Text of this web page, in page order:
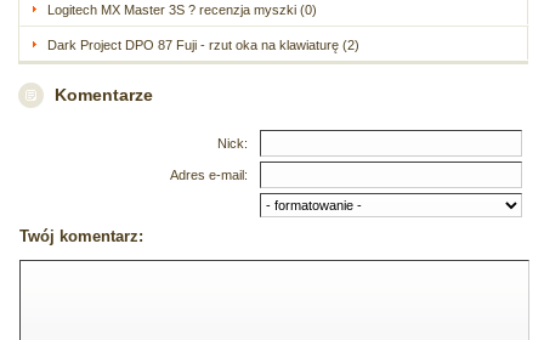
Logitech MX Master 3S ? recenzja myszki (0)
Dark Project DPO 87 Fuji - rzut oka na klawiaturę (2)
Komentarze
Nick:
Adres e-mail:
Twój komentarz: